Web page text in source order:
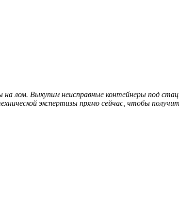
лом. Выкупим неисправные контейнеры под
экспертизы прямо сейчас, чтобы